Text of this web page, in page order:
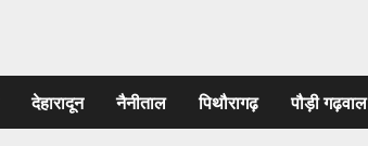
देहारादून नैनीताल पिथौरागढ़ पौड़ी गढ़वाल